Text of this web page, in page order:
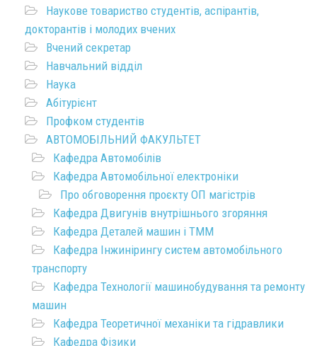
Наукове товариство студентів, аспірантів,
докторантів і молодих вчених
Вчений секретар
Навчальний відділ
Наука
Абітурієнт
Профком студентів
АВТОМОБІЛЬНИЙ ФАКУЛЬТЕТ
Кафедра Автомобілів
Кафедра Автомобільної електроніки
Про обговорення проєкту ОП магістрів
Кафедра Двигунів внутрішнього згоряння
Кафедра Деталей машин і ТММ
Кафедра Інжинірингу систем автомобільного
транспорту
Кафедра Технології машинобудування та ремонту
машин
Кафедра Теоретичної механіки та гідравлики
Кафедра Фізики